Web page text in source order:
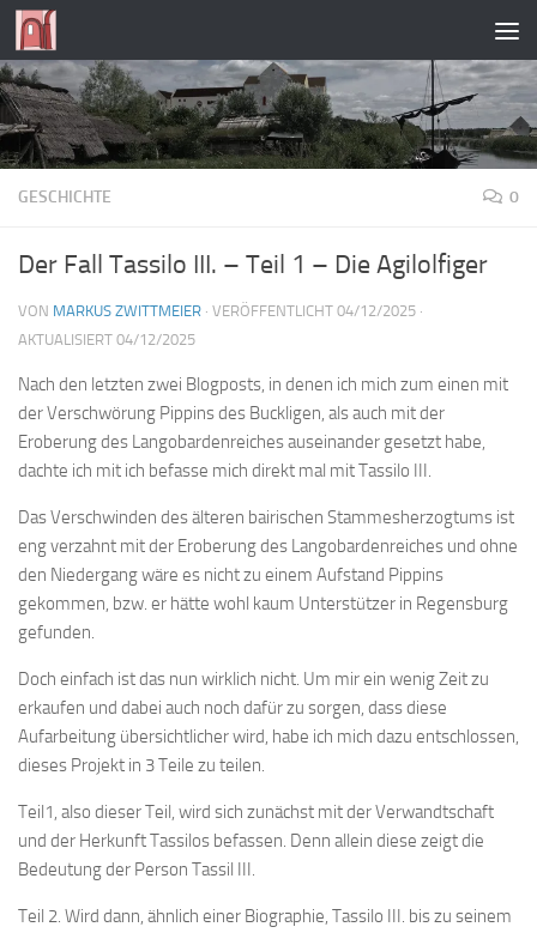
Zum Inhalt springen
GESCHICHTE 0
Der Fall Tassilo III. – Teil 1 – Die Agilolfiger
VON MARKUS ZWITTMEIER · VERÖFFENTLICHT 04/12/2025 ·
AKTUALISIERT 04/12/2025
Nach den letzten zwei Blogposts, in denen ich mich zum einen mit
der Verschwörung Pippins des Buckligen, als auch mit der
Eroberung des Langobardenreiches auseinander gesetzt habe,
dachte ich mit ich befasse mich direkt mal mit Tassilo III.
Das Verschwinden des älteren bairischen Stammesherzogtums ist
eng verzahnt mit der Eroberung des Langobardenreiches und ohne
den Niedergang wäre es nicht zu einem Aufstand Pippins
gekommen, bzw. er hätte wohl kaum Unterstützer in Regensburg
gefunden.
Doch einfach ist das nun wirklich nicht. Um mir ein wenig Zeit zu
erkaufen und dabei auch noch dafür zu sorgen, dass diese
Aufarbeitung übersichtlicher wird, habe ich mich dazu entschlossen,
dieses Projekt in 3 Teile zu teilen.
Teil1, also dieser Teil, wird sich zunächst mit der Verwandtschaft
und der Herkunft Tassilos befassen. Denn allein diese zeigt die
Bedeutung der Person Tassil III.
Teil 2. Wird dann, ähnlich einer Biographie, Tassilo III. bis zu seinem